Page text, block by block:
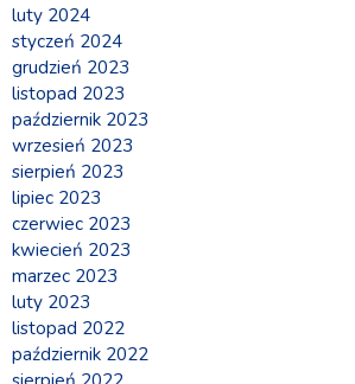
luty 2024
styczeń 2024
grudzień 2023
listopad 2023
październik 2023
wrzesień 2023
sierpień 2023
lipiec 2023
czerwiec 2023
kwiecień 2023
marzec 2023
luty 2023
listopad 2022
październik 2022